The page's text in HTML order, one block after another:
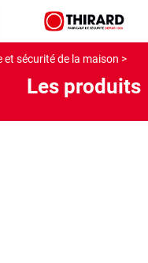
et sécurité de la maison >
Les produits